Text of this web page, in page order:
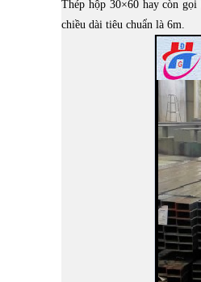
Thép hộp 30×60 hay còn
chiều dài tiêu chuẩn là 6m.